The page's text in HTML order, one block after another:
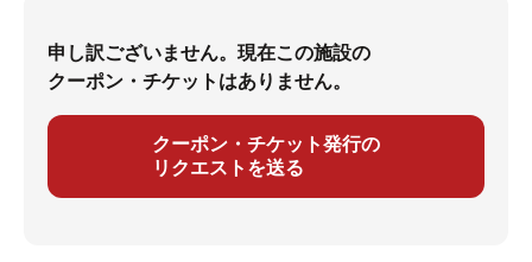
申し訳ございません。現在この施設の
クーポン・チケットはありません。
クーポン・チケット発行の
リクエストを送る